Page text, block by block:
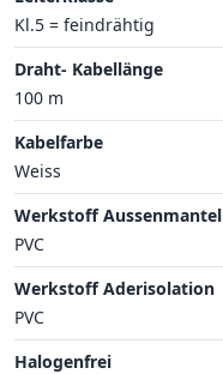
Kl.5 = feindrähtig
Draht- Kabellänge
100 m
Kabelfarbe
Weiss
Werkstoff Aussenmantel
PVC
Werkstoff Aderisolation
PVC
Halogenfrei